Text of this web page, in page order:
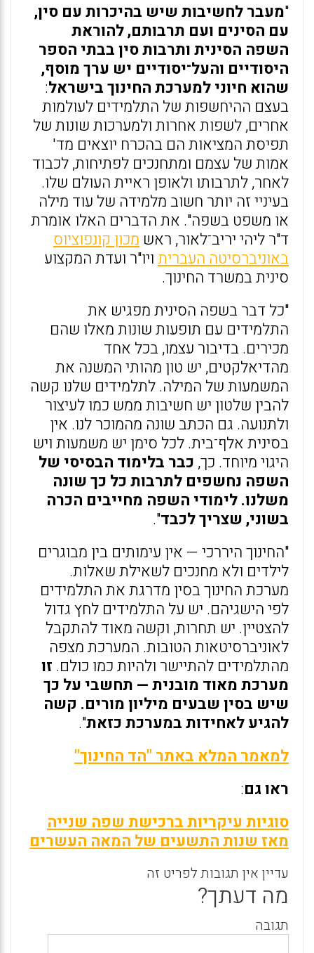
"מעבר לחשיבות שיש בהיכרות עם סין,
עם הסינים ועם תרבותם, להוראת
השפה הסינית ותרבות סין בבתי הספר
היסודיים והעל־יסודיים יש ערך מוסף,
שהוא חיוני למערכת החינוך בישראל:
בעצם ההיחשפות של התלמידים לעולמות
אחרים, לשפות אחרות ולמערכות שונות של
תפיסת המציאות הם בהכרח יוצאים מד'
אמות של עצמם ומתחנכים לפתיחות, לכבוד
לאחר, לתרבותו ולאופן ראיית העולם שלו.
בעיניי זה יותר חשוב מלמידה של עוד מילה
או משפט בשפה". את הדברים האלו אומרת
ד"ר ליהי יריב־לאור, ראש מכון קונפוציוס
באוניברסיטה העבריתויו"ר ועדת המקצוע
סינית במשרד החינוך.
"כל דבר בשפה הסינית מפגיש את
התלמידים עם תופעות שונות מאלו שהם
מכירים. בדיבור עצמו, בכל אחד
מהדיאלקטים, יש טון מהותי המשנה את
המשמעות של המילה. לתלמידים שלנו קשה
להבין שלטון יש חשיבות ממש כמו לעיצור
ולתנועה. גם הכתב שונה מהמוכר לנו. אין
בסינית אלף־בית. לכל סימן יש משמעות ויש
היגוי מיוחד. כך, כבר בלימוד הבסיסי של
השפה נחשפים לתרבות כל כך שונה
משלנו. לימודי השפה מחייבים הכרה
בשוני, שצריך לכבד".
"החינוך היררכי — אין עימותים בין מבוגרים
לילדים ולא מחנכים לשאילת שאלות.
מערכת החינוך בסין מדרגת את התלמידים
לפי הישגיהם. יש על התלמידים לחץ גדול
להצטיין. יש תחרות, וקשה מאוד להתקבל
לאוניברסיטאות הטובות. המערכת מצפה
מהתלמידים להתיישר ולהיות כמו כולם. זו
מערכת מאוד מובנית — תחשבי על כך
שיש בסין שבעים מיליון מורים. קשה
להגיע לאחידות במערכת כזאת".
למאמר המלא באתר "הד החינוך"
ראו גם:
סוגיות עיקריות ברכישת שפה שנייה
מאז שנות התשעים של המאה העשרים
עדיין אין תגובות לפריט זה
מה דעתך?
תגובה